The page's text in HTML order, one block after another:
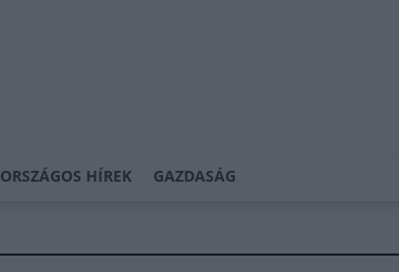
ORSZÁGOS HÍREK GAZDASÁG